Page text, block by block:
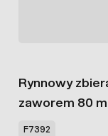
Rynnowy
zaworem 80
F7392